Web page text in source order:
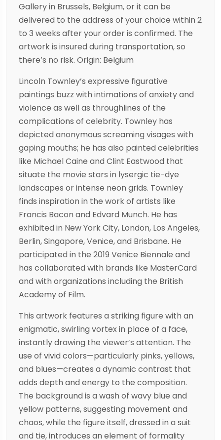
Gallery in Brussels, Belgium, or it can be
delivered to the address of your choice within 2
to 3 weeks after your order is confirmed. The
artwork is insured during transportation, so
there’s no risk. Origin: Belgium
Lincoln Townley’s expressive figurative
paintings buzz with intimations of anxiety and
violence as well as throughlines of the
complications of celebrity. Townley has
depicted anonymous screaming visages with
gaping mouths; he has also painted celebrities
like Michael Caine and Clint Eastwood that
situate the movie stars in lysergic tie-dye
landscapes or intense neon grids. Townley
finds inspiration in the work of artists like
Francis Bacon and Edvard Munch. He has
exhibited in New York City, London, Los Angeles,
Berlin, Singapore, Venice, and Brisbane. He
participated in the 2019 Venice Biennale and
has collaborated with brands like MasterCard
and with organizations including the British
Academy of Film.
This artwork features a striking figure with an
enigmatic, swirling vortex in place of a face,
instantly drawing the viewer’s attention. The
use of vivid colors—particularly pinks, yellows,
and blues—creates a dynamic contrast that
adds depth and energy to the composition.
The background is a wash of wavy blue and
yellow patterns, suggesting movement and
chaos, while the figure itself, dressed in a suit
and tie, introduces an element of formality